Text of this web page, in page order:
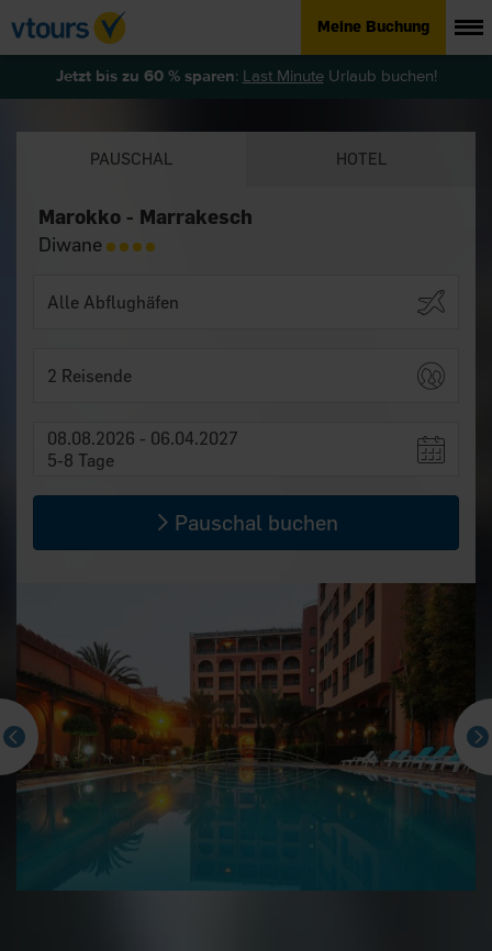
Meine Buchung
Jetzt bis zu 60 % sparen: Last MinuteUrlaub buchen!
PAUSCHAL HOTEL
Marokko - Marrakesch
Diwane
2 Reisende
08.08.2026 - 06.04.2027
5-8 Tage
Pauschal buchen